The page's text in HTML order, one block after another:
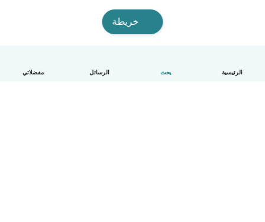
الرئيسية بحث الرسائل مفضلاتي
خريطة